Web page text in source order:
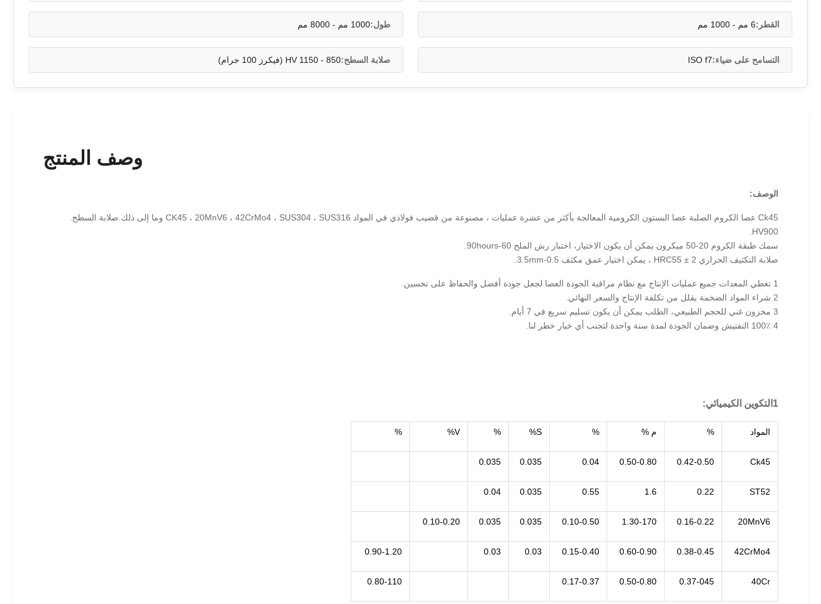
القطر:6 مم - 1000 مم طول:1000 مم - 8000 مم
التسامح على ضياء:ISO f7 صلابة السطح:850 - 1150 HV (فيكرز 100 جرام)
وصف المنتج
الوصف:
Ck45 عصا الكروم الصلبة عصا البستون الكرومية المعالجة بأكثر من عشرة عمليات ، مصنوعة من قضيب فولاذي في المواد CK45 ، 20MnV6 ، 42CrMo4 ، SUS304 ، SUS316 وما إلى ذلك.صلابة السطح.
HV900.
سمك طبقة الكروم 20-50 ميكرون يمكن أن يكون الاختيار، اختبار رش الملح 60-90hours.
صلابة التكثيف الحراري HRC55 ± 2 ، يمكن اختيار عمق مكثف 0.5-3.5mm.
1 تغطي المعدات جميع عمليات الإنتاج مع نظام مراقبة الجودة العصا لجعل جودة أفضل والحفاظ على تحسين.
2 شراء المواد الضخمة يقلل من تكلفة الإنتاج والسعر النهائي.
3 مخزون غني للحجم الطبيعي، الطلب يمكن أن يكون تسليم سريع في 7 أيام.
4 100٪ التفتيش وضمان الجودة لمدة سنة واحدة لتجنب أي خيار خطر لنا.
1التكوين الكيميائي:
المواد % م % %
S%
%
V%
%
Ck45
0.42-0.50
0.50-0.80
0.04
0.035
0.035
ST52
0.22
1.6
0.55
0.035
0.04
20MnV6
0.16-0.22
1.30-170
0.10-0.50
0.035
0.035
0.10-0.20
42CrMo4
0.38-0.45
0.60-0.90
0.15-0.40
0.03
0.03
0.90-1.20
40Cr
0.37-045
0.50-0.80
0.17-0.37
0.80-110